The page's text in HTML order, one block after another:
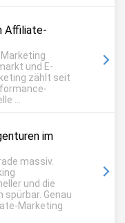
Affiliate-
und E-
zählt seit
...
im
massiv.
und die
Genau
Marketing